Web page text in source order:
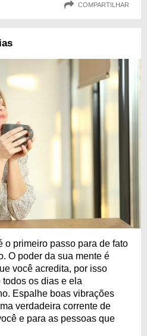
COMPARTILHAR
o primeiro passo para de fato
O poder da sua mente é
você acredita, por isso
os dias e ela
Espalhe boas vibrações
verdadeira corrente de
e para as pessoas que